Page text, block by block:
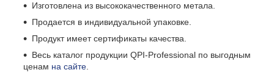
Изготовлена из высококачественного метала.
Продается в индивидуальной упаковке.
Продукт имеет сертификаты качества.
Весь каталог продукции QPI-Professional по выгодным
ценам на сайте.